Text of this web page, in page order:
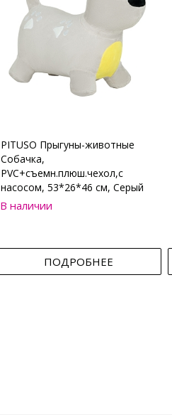
PITUSO Прыгуны-животные
Собачка,
PVC+съемн.плюш.чехол,с
насосом, 53*26*46 см, Серый
В наличии
ПОДРОБНЕЕ